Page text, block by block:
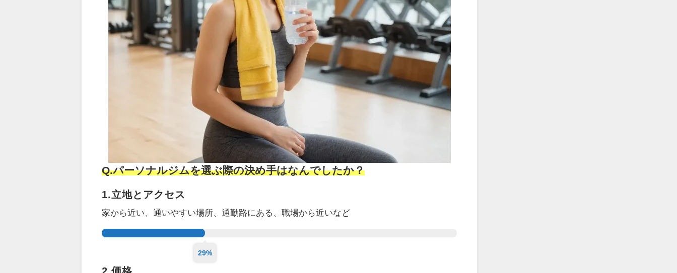
Q.パーソナルジムを選ぶ際の決め手はなんでしたか？
1.立地とアクセス
家から近い、通いやすい場所、通勤路にある、職場から近いなど
29%
2.価格